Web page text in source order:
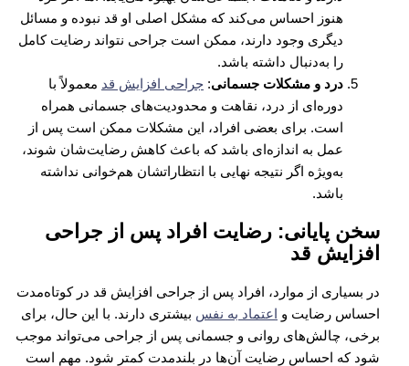
هنوز احساس می‌کند که مشکل اصلی او قد نبوده و مسائل
دیگری وجود دارند، ممکن است جراحی نتواند رضایت کامل
را به‌دنبال داشته باشد.
درد و مشکلات جسمانی:جراحی افزایش قدمعمولاً با
دوره‌ای از درد، نقاهت و محدودیت‌های جسمانی همراه
است. برای بعضی افراد، این مشکلات ممکن است پس از
عمل به اندازه‌ای باشد که باعث کاهش رضایت‌شان شوند،
به‌ویژه اگر نتیجه نهایی با انتظاراتشان هم‌خوانی نداشته
باشد.
سخن پایانی: رضایت افراد پس از جراحی
افزایش قد
در بسیاری از موارد، افراد پس از جراحی افزایش قد در کوتاه‌مدت
احساس رضایت واعتماد به نفسبیشتری دارند. با این حال، برای
برخی، چالش‌های روانی و جسمانی پس از جراحی می‌تواند موجب
شود که احساس رضایت آن‌ها در بلندمدت کمتر شود. مهم است